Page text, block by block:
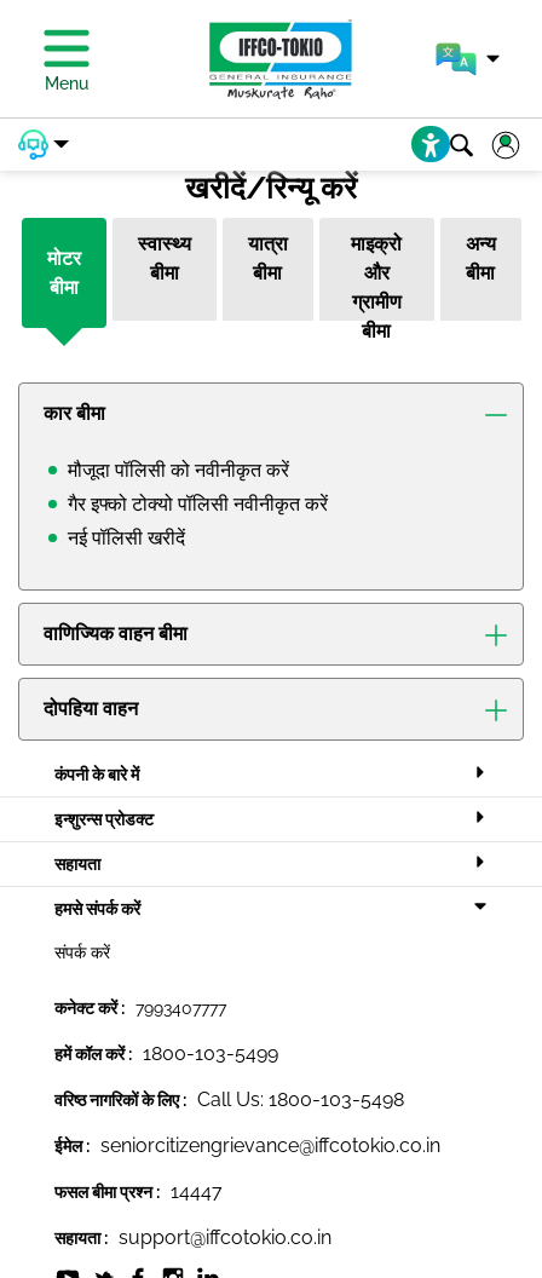
Menu
खरीदें/रिन्यू करें
मोटर
बीमा
स्वास्थ्य
बीमा
यात्रा
बीमा
माइक्रो
और
ग्रामीण
बीमा
अन्य
बीमा
कार बीमा
मौजूदा पॉलिसी को नवीनीकृत करें
गैर इफ्को टोक्यो पॉलिसी नवीनीकृत करें
नई पॉलिसी खरीदें
वाणिज्यिक वाहन बीमा
दोपहिया वाहन
कंपनी के बारे में
इन्शुरन्स प्रोडक्ट
सहायता
हमसे संपर्क करें
संपर्क करें
कनेक्ट करें : 7993407777
हमें कॉल करें : 1800-103-5499
वरिष्ठ नागरिकों के लिए : Call Us: 1800-103-5498
ईमेल : seniorcitizengrievance@iffcotokio.co.in
फसल बीमा प्रश्न : 14447
सहायता : support@iffcotokio.co.in